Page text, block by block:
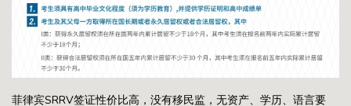
菲律宾SRRV签证性价比高，没有移民监，无资产、学历、语言要